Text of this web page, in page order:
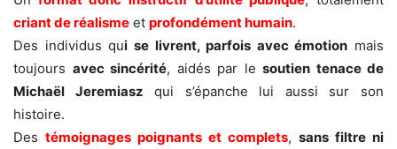
criant de réalisme et profondément humain.
Des individus qui se livrent, parfois avec émotion mais
toujours avec sincérité, aidés par le soutien tenace de
Michaël Jeremiasz qui s’épanche lui aussi sur son
histoire.
Des témoignages poignants et complets, sans filtre ni